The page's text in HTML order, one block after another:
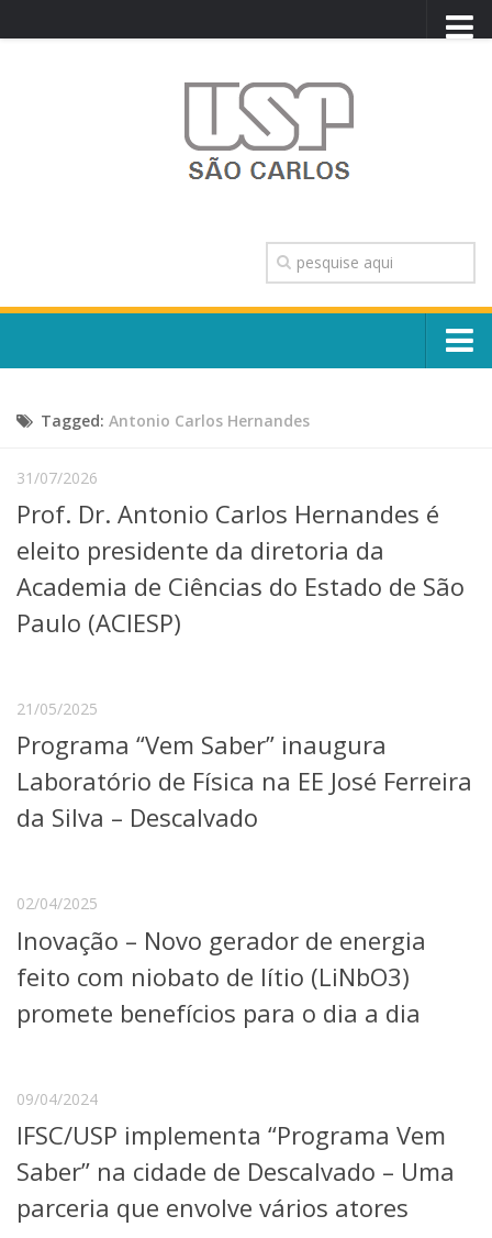
TRANSPARÊNCIA
OUVIDORIA
CONTATO
Escola, Institutos e Órgãos
Núcleos e Comissões
Telefones e Mapas
Graduação
Pós-Graduação
Pesquisa e Inovação
Linhas de Pesquisa
Centros, Núcleos e Projetos em Rede
Pós-doutorado
Iniciação Científica
Transferência de Tecnologia
Artes, Cultura e Esportes
Bibliotecas
RH, Administrativo e Financeiro
Assessorias e Mídias
Aplicativos e Sites
Tagged: Antonio Carlos Hernandes
31/07/2026
Prof. Dr. Antonio Carlos Hernandes é
eleito presidente da diretoria da
Academia de Ciências do Estado de São
Paulo (ACIESP)
21/05/2025
Programa “Vem Saber” inaugura
Laboratório de Física na EE José Ferreira
da Silva – Descalvado
02/04/2025
Inovação – Novo gerador de energia
feito com niobato de lítio (LiNbO3)
promete benefícios para o dia a dia
09/04/2024
IFSC/USP implementa “Programa Vem
Saber” na cidade de Descalvado – Uma
parceria que envolve vários atores